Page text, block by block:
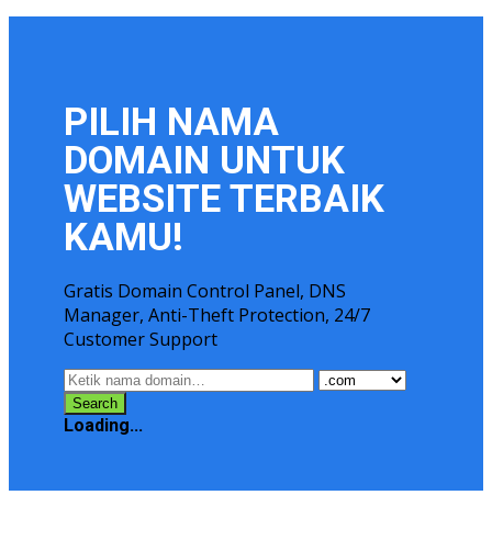
PILIH NAMA
DOMAIN UNTUK
WEBSITE TERBAIK
KAMU!
Gratis Domain Control Panel, DNS
Manager, Anti-Theft Protection, 24/7
Customer Support
Loading...